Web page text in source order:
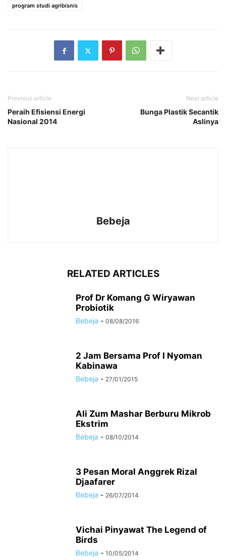
program studi agribisnis
Previous article
Peraih Efisiensi Energi
Nasional 2014
Next article
Bunga Plastik Secantik
Aslinya
Bebeja
RELATED ARTICLES
Prof Dr Komang G Wiryawan
Probiotik
Bebeja - 08/08/2016
2 Jam Bersama Prof I Nyoman
Kabinawa
Bebeja - 27/01/2015
Ali Zum Mashar Berburu Mikrob
Ekstrim
Bebeja - 08/10/2014
3 Pesan Moral Anggrek Rizal
Djaafarer
Bebeja - 26/07/2014
Vichai Pinyawat The Legend of
Birds
Bebeja - 10/05/2014